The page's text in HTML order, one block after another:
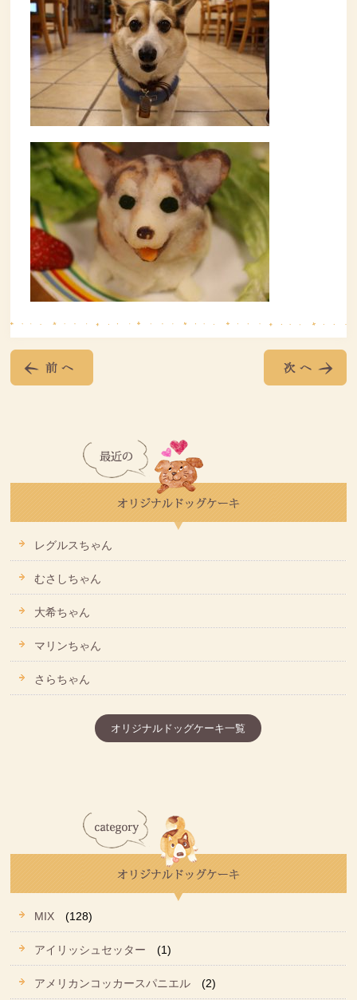
レグルスちゃん
むさしちゃん
大希ちゃん
マリンちゃん
さらちゃん
オリジナルドッグケーキ一覧
MIX (128)
アイリッシュセッター (1)
アメリカンコッカースパニエル (2)